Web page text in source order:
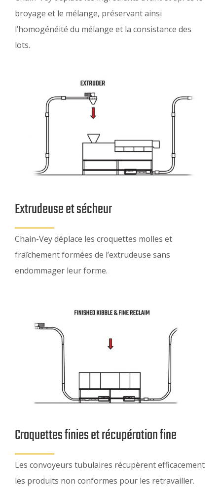
broyage et le mélange, préservant ainsi
l’homogénéité du mélange et la consistance des
lots.
Extrudeuse et sécheur
Chain-Vey déplace les croquettes molles et
fraîchement formées de l’extrudeuse sans
endommager leur forme.
Croquettes finies et récupération fine
Les convoyeurs tubulaires récupèrent efficacement
les produits non conformes pour les retravailler.